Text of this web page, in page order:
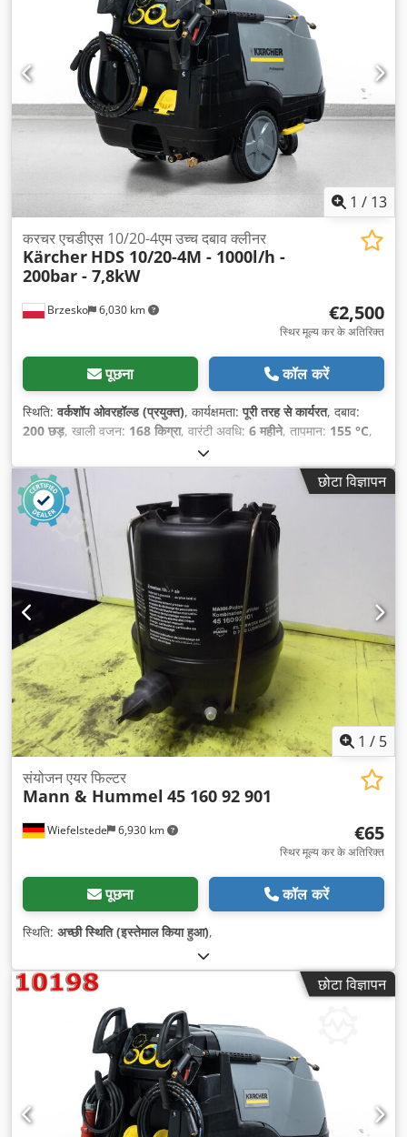
1 / 13
Brzesko 6,030 km
करचर एचडीएस 10/20-4एम उच्च दबाव क्लीनर
Kärcher HDS 10/20-4M - 1000l/h -
200bar - 7,8kW
€2,500
स्थिर मूल्य कर के अतिरिक्त
पूछना कॉल करें
स्थिति:वर्कशॉप ओवरहॉल्ड (प्रयुक्त), कार्यक्षमता:पूरी तरह से कार्यरत, दबाव:
200 छड़, खाली वजन: 168 किग्रा, वारंटी अवधि: 6 महीने, तापमान: 155 °C,
छोटा विज्ञापन
1 / 5
Wiefelstede 6,930 km
संयोजन एयर फिल्टर
Mann & Hummel 45 160 92 901
€65
स्थिर मूल्य कर के अतिरिक्त
पूछना कॉल करें
स्थिति: अच्छी स्थिति (इस्तेमाल किया हुआ),
छोटा विज्ञापन